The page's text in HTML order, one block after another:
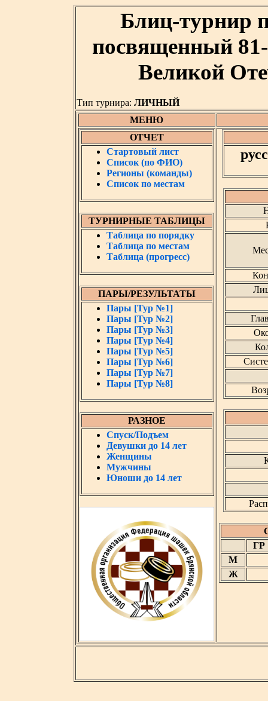
Блиц-турнир
посвященный
Великой
Тип турнира: ЛИЧНЫЙ
МЕНЮ
ОТЧЕТ
Стартовый лист
Список (по ФИО)
Регионы (команды)
Список по местам
ТУРНИРНЫЕ ТАБЛИЦЫ
Таблица по порядку
Таблица по местам
Таблица (прогресс)
ПАРЫ/РЕЗУЛЬТАТЫ
Пары [Тур №1]
Пары [Тур №2]
Пары [Тур №3]
Пары [Тур №4]
Пары [Тур №5]
Пары [Тур №6]
Пары [Тур №7]
Пары [Тур №8]
РАЗНОЕ
Спуск/Подъем
Девушки до 14 лет
Женщины
Мужчины
Юноши до 14 лет
ГР
М
Ж